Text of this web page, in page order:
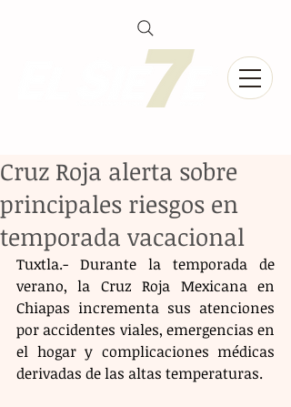
Cruz Roja alerta sobre
principales riesgos en
temporada vacacional
Tuxtla.- Durante la temporada de
verano, la Cruz Roja Mexicana en
Chiapas incrementa sus atenciones
por accidentes viales, emergencias en
el hogar y complicaciones médicas
derivadas de las altas temperaturas.